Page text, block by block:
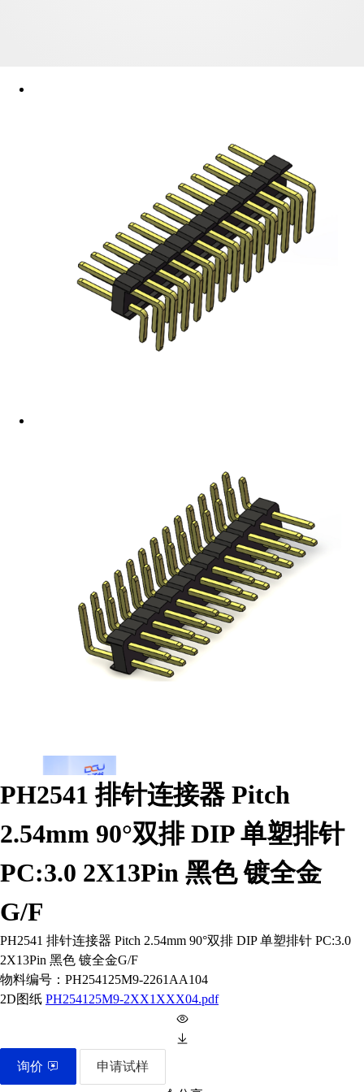
PH2541 排针连接器 Pitch
2.54mm 90°双排 DIP 单塑排针
PC:3.0 2X13Pin 黑色 镀全金
G/F
PH2541 排针连接器 Pitch 2.54mm 90°双排 DIP 单塑排针 PC:3.0
2X13Pin 黑色 镀全金G/F
物料编号： PH254125M9-2261AA104
2D图纸 PH254125M9-2XX1XXX04.pdf
询价 申请试样